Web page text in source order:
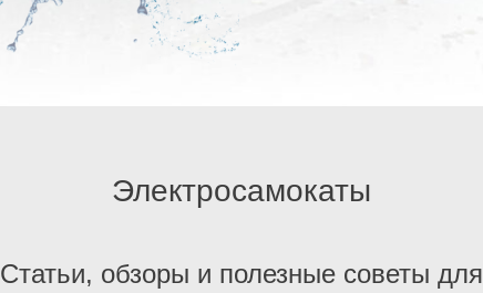
Электросамокаты
Статьи, обзоры и полезные советы для